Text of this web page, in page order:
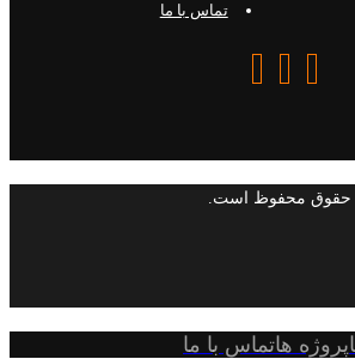
تماس با ما
حقوق محفوظ است.
پروژه هاتماس با ما